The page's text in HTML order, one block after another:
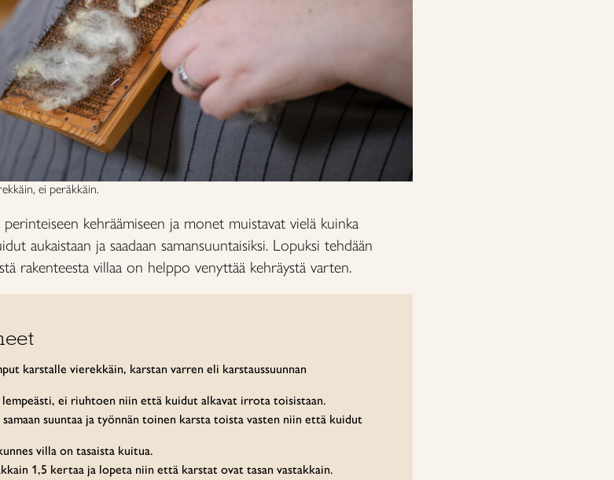
ei peräkkäin.
kehräämiseen ja monet muistavat vielä kuinka
aukaistaan ja saadaan samansuuntaisiksi. Lopuksi tehdään
rakenteesta villaa on helppo venyttää kehräystä varten.
karstalle vierekkäin, karstan varren eli karstaussuunnan
lempeästi, ei riuhtoen niin että kuidut alkavat irrota toisistaan.
samaan suuntaa ja työnnän toinen karsta toista vasten niin että kuidut
villa on tasaista kuitua.
1,5 kertaa ja lopeta niin että karstat ovat tasan vastakkain.